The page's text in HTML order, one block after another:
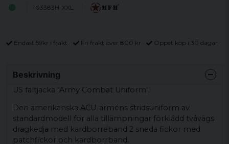
03383H-XXL
Endast 59kr i frakt Fri frakt över 800 kr Öppet köp i 30 dagar
Beskrivning
US fältjacka "Army Combat Uniform".
Den amerikanska ACU-arméns stridsuniform av
standardmodell för alla tillämpningar förklädd tvåvägs
dragkedja med kardborreband 2 sneda fickor med
patchfickor och kardborrband.